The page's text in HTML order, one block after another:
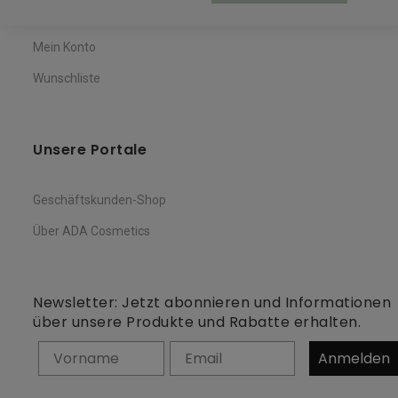
Mein Konto
Wunschliste
Unsere Portale
Geschäftskunden-Shop
Über ADA Cosmetics
Newsletter: Jetzt abonnieren und Informationen
über unsere Produkte und Rabatte erhalten.
Vorname
Anmelden